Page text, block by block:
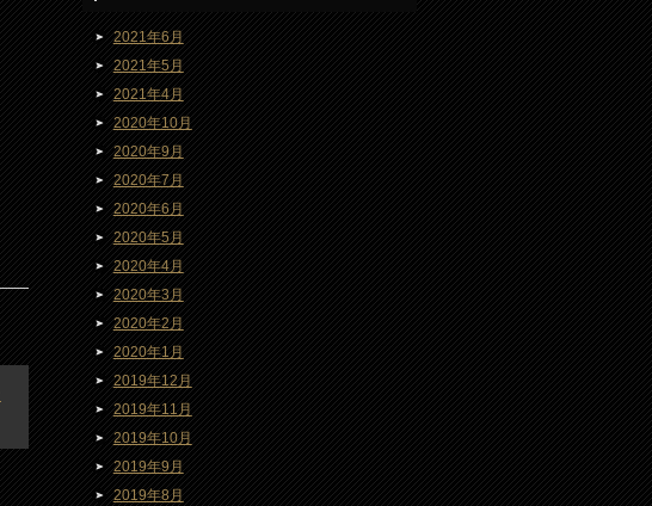
2021年6月
2021年5月
2021年4月
2020年10月
2020年9月
2020年7月
2020年6月
2020年5月
2020年4月
2020年3月
2020年2月
2020年1月
2019年12月
2019年11月
2019年10月
2019年9月
2019年8月